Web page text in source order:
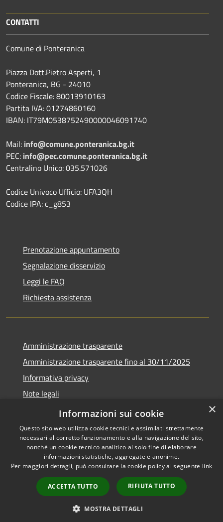
CONTATTI
Comune di Ponteranica
Piazza Dott.Pietro Asperti, 1
Ponteranica, BG - 24010
Codice Fiscale: 80013910163
Partita IVA: 01274860160
IBAN: IT79M0538752490000046091740
Mail: info@comune.ponteranica.bg.it
PEC: info@pec.comune.ponteranica.bg.it
Centralino Unico: 035.571026
Codice Univoco Ufficio: UFA3QH
Codice IPA: c_g853
Prenotazione appuntamento
Segnalazione disservizio
Leggi le FAQ
Richiesta assistenza
Amministrazione trasparente
Amministrazione trasparente fino al 30/11/2025
Informativa privacy
Note legali
Dichiarazione di accessibilità
Accessibilità
Copyright © 2026 • Comune di
Ponteranica • Powered by
Municipium•
Accesso
redazione
×
Informazioni sui cookie
Questo sito web utilizza cookie tecnici e assimilati strettamente
necessari al corretto funzionamento e alla navigazione del sito,
nonché un cookie tecnico analitico al solo fine di elaborare
informazioni statistiche, aggregate e anonime.
Per maggiori dettagli, può consultare la cookie policy al seguente link
ACCETTA TUTTO RIFIUTA TUTTO
MOSTRA DETTAGLI